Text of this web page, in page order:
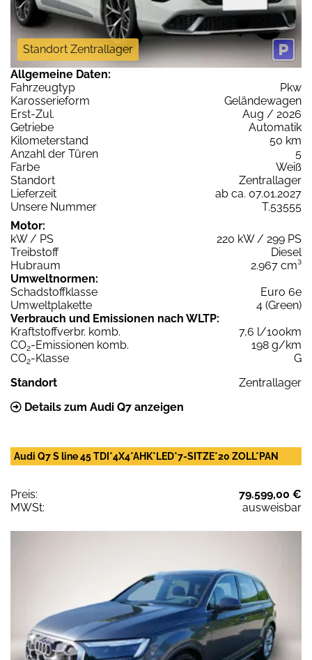
Standort Zentrallager
Allgemeine Daten:
Fahrzeugtyp
Pkw
Karosserieform
Geländewagen
Erst-Zul.
Aug / 2026
Getriebe
Automatik
Kilometerstand
50 km
Anzahl der Türen
5
Farbe
Weiß
Standort
Zentrallager
Lieferzeit
ab ca. 07.01.2027
Unsere Nummer
T.53555
Motor:
kW / PS
220 kW / 299 PS
Treibstoff
Diesel
Hubraum
2.967 cm³
Umweltnormen:
Schadstoffklasse
Euro 6e
Umweltplakette
4 (Green)
Verbrauch und Emissionen nach WLTP:
Kraftstoffverbr. komb.
7,6 l/100km
CO2-Emissionen komb.
198 g/km
CO2-Klasse
G
Standort
Zentrallager
Details zum Audi Q7 anzeigen
Audi Q7 S line 45 TDI*4X4*AHK*LED*7-SITZE*20 ZOLL*PAN
Preis:
79.599,00 €
MWSt:
ausweisbar